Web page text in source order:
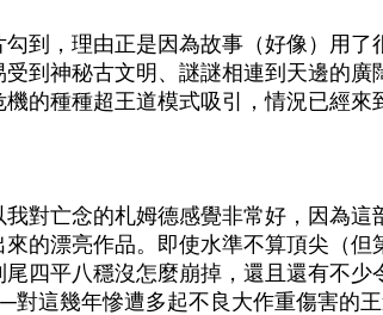
到，理由正是因為故事（好像）用了
受到神秘古文明、謎謎相連到天邊的廣
的種種超王道模式吸引，情況已經來
我對亡念的札姆德感覺非常好，因為這
的漂亮作品。即使水準不算頂尖（但
尾四平八穩沒怎麼崩掉，還且還有不少
對這幾年慘遭多起不良大作重傷害的